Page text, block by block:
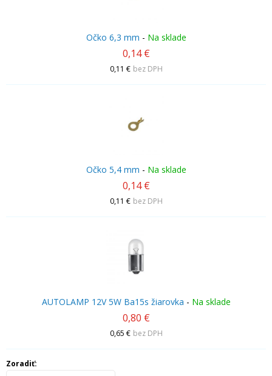
Očko 6,3 mm - Na sklade
0,14 €
0,11 € bez DPH
Očko 5,4 mm - Na sklade
0,14 €
0,11 € bez DPH
AUTOLAMP 12V 5W Ba15s žiarovka - Na sklade
0,80 €
0,65 € bez DPH
Zoradiť: